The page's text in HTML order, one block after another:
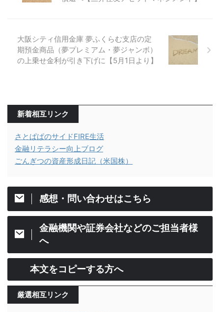
大阪シティ信用金庫 夢ふくらむ支店の定
期預金商品（夢プレミアム・夢ジャンボ）
の上乗せ金利が引き下げに【5月1日より】
新着相互リンク
さとぱぱのサイドFIRE生活
金融リテラシー向上ブログ
ごんぎつの資産形成日記（米国株）
感想・問い合わせはこちら
金融機関や証券会社などのご担当者様
へ
本文をコピーする方へ
厳選相互リンク